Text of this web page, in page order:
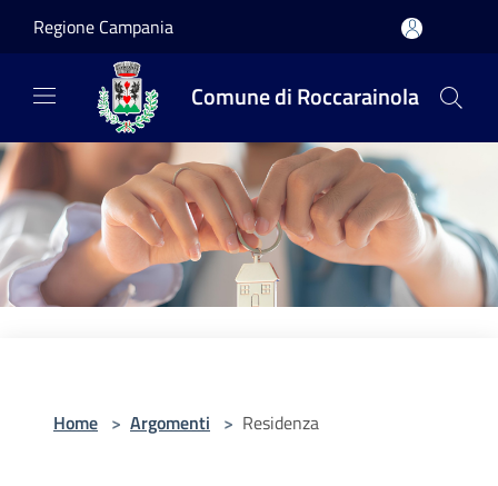
Regione Campania
Comune di Roccarainola
Home > Argomenti > Residenza